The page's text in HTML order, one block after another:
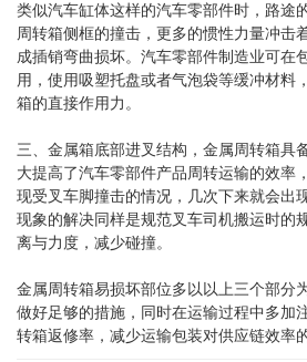
类似汽车缸体这样的汽车零部件时，路途
周转箱侧框的撞击，更多的惯性力量冲击
成插销弯曲损坏。汽车零部件制造业可在
用，使用吸塑托盘或者气泡袋等缓冲材料
箱的直接作用力。
三、金属箱底部进叉结构，金属周转箱具
大提高了汽车零部件产品周转运输的效率
现受叉车脚撞击的情况，几次下来就会出
现象的解决同样是规范叉车司机搬运时的
离与力度，减少碰撞。
金属周转箱易损坏部位多以以上三个部分
做好足够的措施，同时在运输过程中多加
转箱返修率，减少运输包装对供应链效率